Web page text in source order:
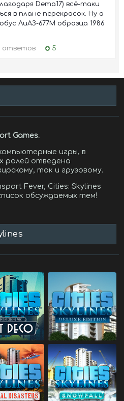
Dema17) всё-таки
в плане перекрасок. Ну а
ЛиАЗ-677М образца 1986
ответов 5
Games.
игры, в
ролей отведена
так и грузовому.
Fever, Cities: Skylines
обсуждаемых тем!